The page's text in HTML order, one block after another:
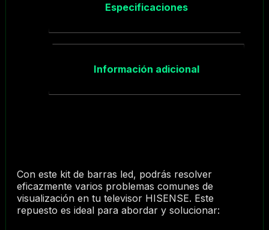
Especificaciones
Información adicional
Con este kit de barras led, podrás resolver
eficazmente varios problemas comunes de
visualización en tu televisor HISENSE. Este
repuesto es ideal para abordar y solucionar: